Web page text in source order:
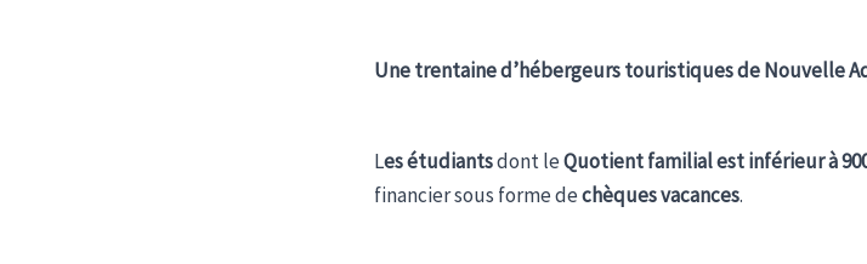
Une trentaine d’hébergeurs touristiques de Nouvelle
Les étudiantsdont leQuotient familial est inférieur à
financier sous forme dechèques vacances.